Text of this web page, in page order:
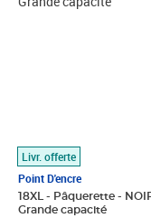
Livr. offerte
Point D'encre
18XL - Pâquerette -
Grande capacité